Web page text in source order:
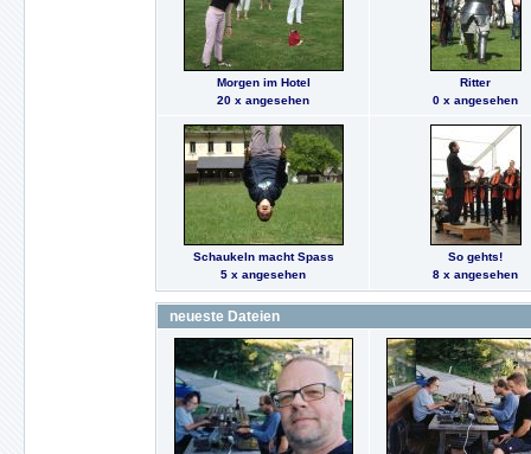
Morgen im Hotel
20 x angesehen
Ritter
0 x angesehen
Schaukeln macht Spass
5 x angesehen
So gehts!
8 x angesehen
neueste Dateien